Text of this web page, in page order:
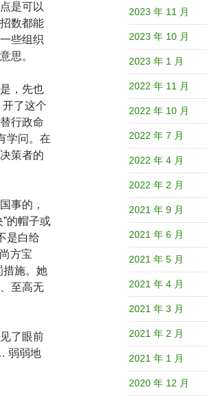
是可以
数都能
些组织
思。
，先也
开了这个
行政命
学问。在
策者的
事的，
的帽子或
是白给
方宝
措施。她
至高无
了眼前
弱弱地
2023 年 11 月
2023 年 10 月
2023 年 1 月
2022 年 11 月
2022 年 10 月
2022 年 7 月
2022 年 4 月
2022 年 2 月
2021 年 9 月
2021 年 6 月
2021 年 5 月
2021 年 4 月
2021 年 3 月
2021 年 2 月
2021 年 1 月
2020 年 12 月